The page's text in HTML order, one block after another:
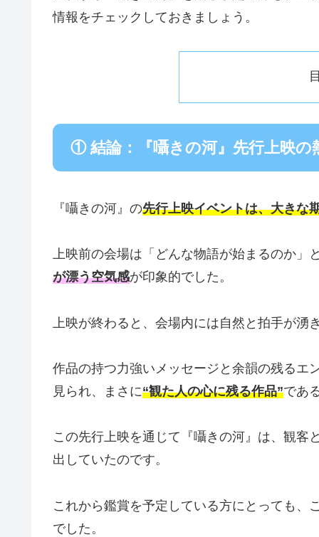
情報をチェックしておきましょう。
① 結論：『囁きの河』先行上映の
『囁きの河』の先行上映イベントは、大きな
上映前の会場は「どんな物語が始まるのか」
が漂う空気感が印象的でした。
上映が終わると、会場内には自然と拍手が湧
作品の持つ力強いメッセージと余韻の残るエ
見られ、まさに“観た人の心に残る作品”であ
この先行上映を通じて『囁きの河』は、観客
出していたのです。
これから鑑賞を予定している方にとっても、
でした。